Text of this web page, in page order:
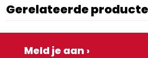
Gerelateerde
Meld je aan ›